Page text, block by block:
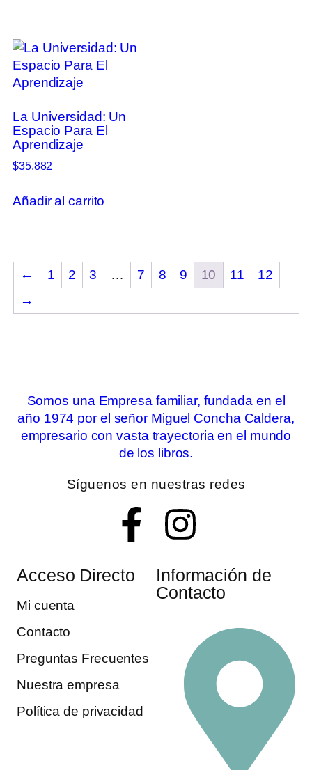
La Universidad: Un
Espacio Para El
Aprendizaje
$35.882
Añadir al carrito
← 1 2 3 … 7 8 9 10 11
12
→
Somos una Empresa familiar, fundada en el
año 1974 por el señor Miguel Concha Caldera,
empresario con vasta trayectoria en el mundo
de los libros.
Síguenos en nuestras redes
Acceso Directo
Mi cuenta
Contacto
Preguntas Frecuentes
Nuestra empresa
Política de privacidad
Información de
Contacto